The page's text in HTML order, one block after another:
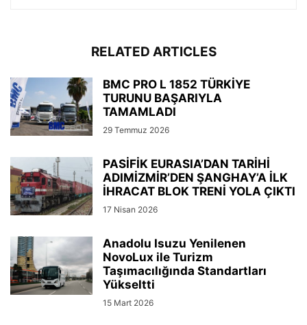
RELATED ARTICLES
BMC PRO L 1852 TÜRKİYE
TURUNU BAŞARIYLA
TAMAMLADI
29 Temmuz 2026
PASİFİK EURASIA’DAN TARİHİ
ADIMİZMİR’DEN ŞANGHAY’A İLK
İHRACAT BLOK TRENİ YOLA ÇIKTI
17 Nisan 2026
Anadolu Isuzu Yenilenen
NovoLux ile Turizm
Taşımacılığında Standartları
Yükseltti
15 Mart 2026